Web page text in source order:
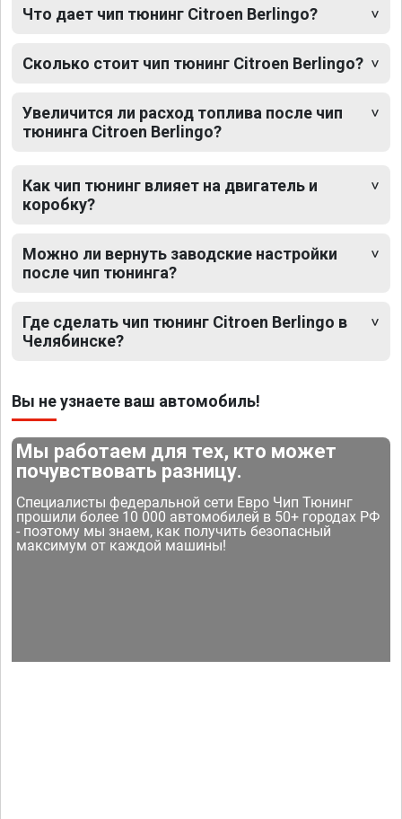
Что дает чип тюнинг Citroen Berlingo?
Сколько стоит чип тюнинг Citroen Berlingo?
Увеличится ли расход топлива после чип
тюнинга Citroen Berlingo?
Как чип тюнинг влияет на двигатель и
коробку?
Можно ли вернуть заводские настройки
после чип тюнинга?
Где сделать чип тюнинг Citroen Berlingo в
Челябинске?
Вы не узнаете ваш автомобиль!
Мы работаем для тех, кто может
почувствовать разницу.
Специалисты федеральной сети Евро Чип Тюнинг
прошили более 10 000 автомобилей в 50+ городах РФ
- поэтому мы знаем, как получить безопасный
максимум от каждой машины!